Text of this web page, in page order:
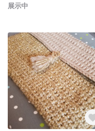
展示中